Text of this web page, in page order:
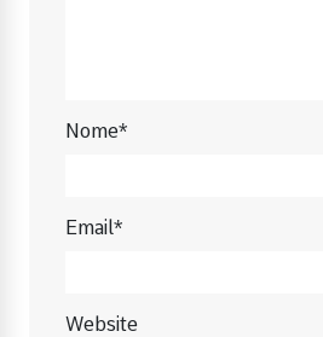
Nome*
Email*
Website